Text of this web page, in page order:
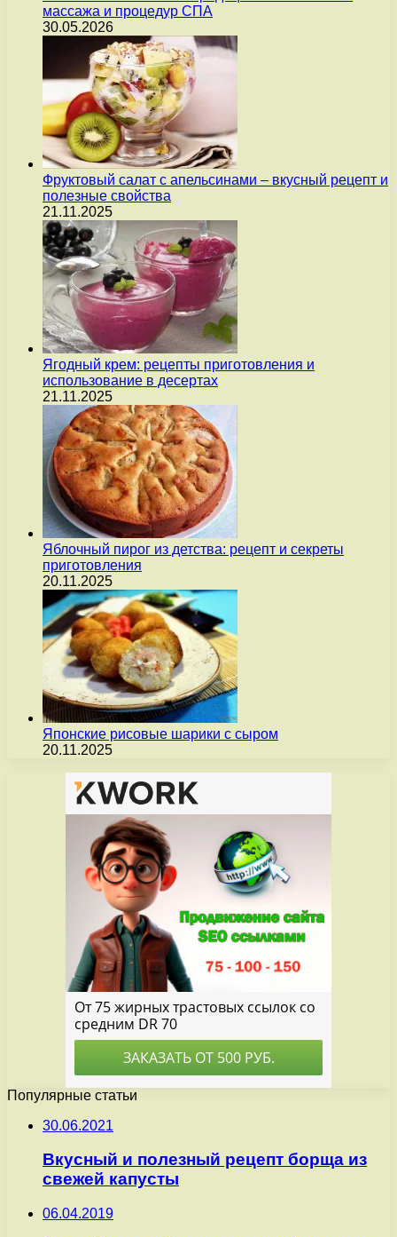
массажа и процедур СПА
30.05.2026
Фруктовый салат с апельсинами – вкусный рецепт и
полезные свойства
21.11.2025
Ягодный крем: рецепты приготовления и
использование в десертах
21.11.2025
Яблочный пирог из детства: рецепт и секреты
приготовления
20.11.2025
Японские рисовые шарики с сыром
20.11.2025
Популярные статьи
30.06.2021
Вкусный и полезный рецепт борща из
свежей капусты
06.04.2019